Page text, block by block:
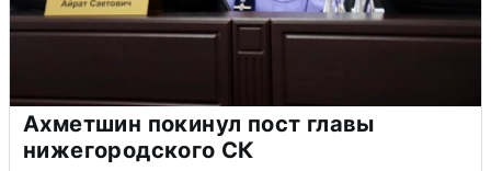
Ахметшин покинул пост главы
нижегородского СК